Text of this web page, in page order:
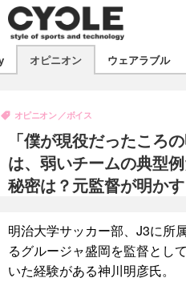
製品/用品
飲食
コラム
ボイス
デバイス
ビジネス
海外
スポーツ
短信
動画
イベント
ツアー
芸能
ライフ
オピニオン ウェアラブル
「僕が現役だったころ
は、弱いチームの典型
秘密は？元監督が明かす
オピニオン ボイス
明治大学サッカー部、J3に所
るグルージャ盛岡を監督とし
いた経験がある神川明彦氏。